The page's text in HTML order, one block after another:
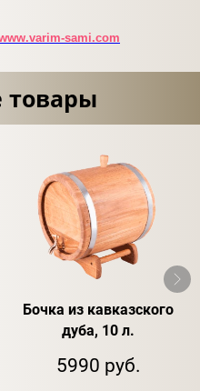
sami.com
товары
Бочка из кавказского
дуба, 10 л.
5990 руб.